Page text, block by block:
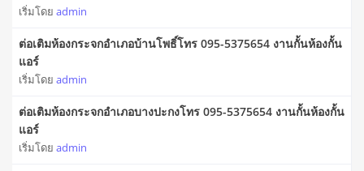
เริ่มโดย admin
ต่อเติมห้องกระจกอำเภอบ้านโพธิ์โทร 095-5375654 งานกั้นห้องกั้น
แอร์
เริ่มโดย admin
ต่อเติมห้องกระจกอำเภอบางปะกงโทร 095-5375654 งานกั้นห้องกั้น
แอร์
เริ่มโดย admin